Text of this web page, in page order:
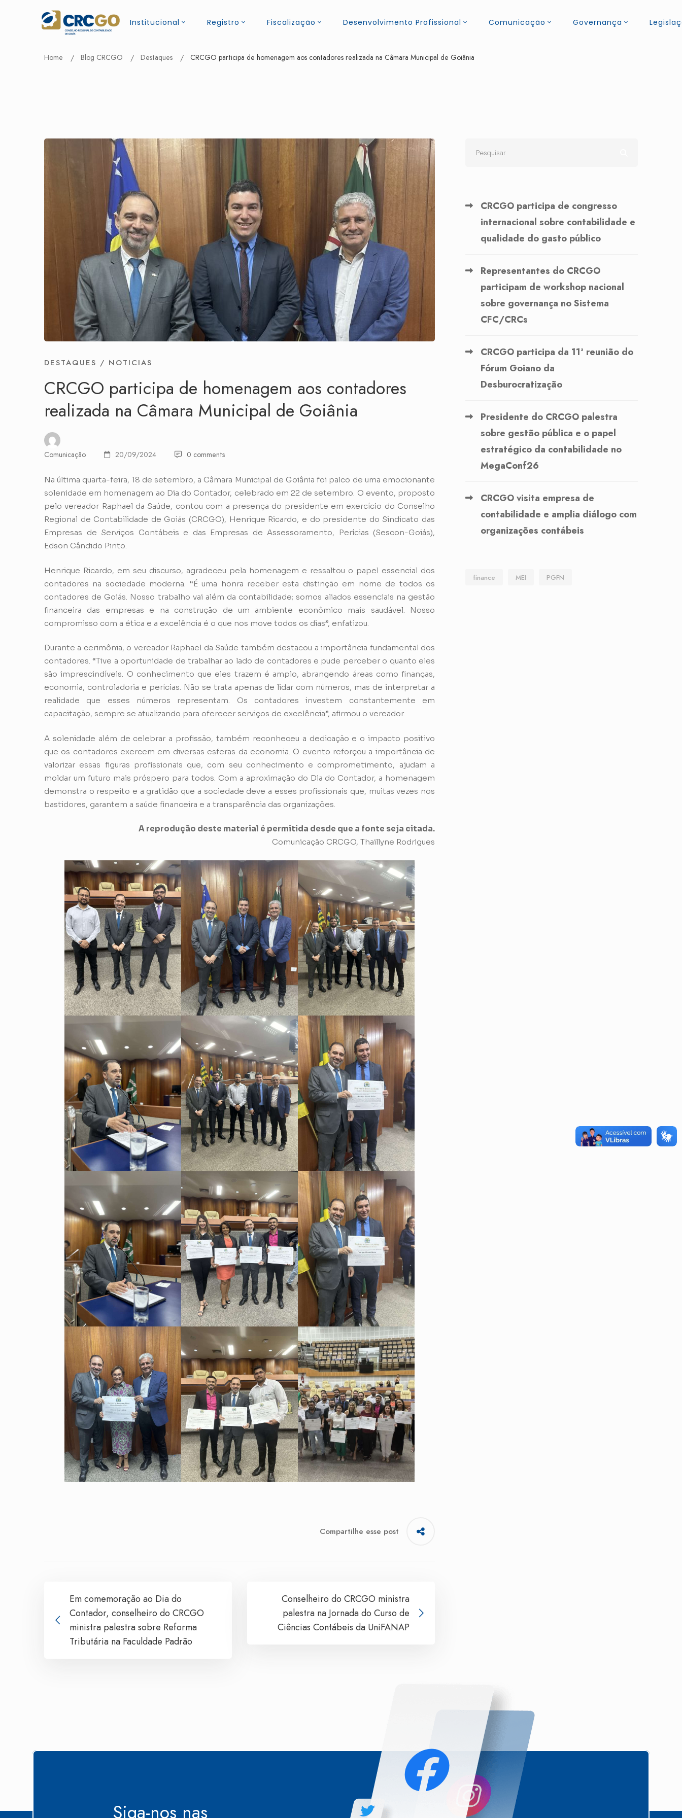
Institucional Registro Fiscalização Desenvolvimento Profissional Comunicação Governança
Home Blog CRCGO Destaques CRCGO participa de homenagem aos contadores realizada na Câmara Municipal de Goiânia
DESTAQUES / NOTICIAS
CRCGO participa de homenagem aos contadores
realizada na Câmara Municipal de Goiânia
Comunicação 20/09/2024 0 comments
Na última quarta-feira, 18 de setembro, a Câmara Municipal de Goiânia foi palco de uma emocionante
solenidade em homenagem ao Dia do Contador, celebrado em 22 de setembro. O evento, proposto
pelo vereador Raphael da Saúde, contou com a presença do presidente em exercício do Conselho
Regional de Contabilidade de Goiás (CRCGO), Henrique Ricardo, e do presidente do Sindicato das
Empresas de Serviços Contábeis e das Empresas de Assessoramento, Perícias (Sescon-Goiás),
Edson Cândido Pinto.
Henrique Ricardo, em seu discurso, agradeceu pela homenagem e ressaltou o papel essencial dos
contadores na sociedade moderna. “É uma honra receber esta distinção em nome de todos os
contadores de Goiás. Nosso trabalho vai além da contabilidade; somos aliados essenciais na gestão
financeira das empresas e na construção de um ambiente econômico mais saudável. Nosso
compromisso com a ética e a excelência é o que nos move todos os dias”, enfatizou.
Durante a cerimônia, o vereador Raphael da Saúde também destacou a importância fundamental dos
contadores. “Tive a oportunidade de trabalhar ao lado de contadores e pude perceber o quanto eles
são imprescindíveis. O conhecimento que eles trazem é amplo, abrangendo áreas como finanças,
economia, controladoria e perícias. Não se trata apenas de lidar com números, mas de interpretar a
realidade que esses números representam. Os contadores investem constantemente em
capacitação, sempre se atualizando para oferecer serviços de excelência”, afirmou o vereador.
A solenidade além de celebrar a profissão, também reconheceu a dedicação e o impacto positivo
que os contadores exercem em diversas esferas da economia. O evento reforçou a importância de
valorizar essas figuras profissionais que, com seu conhecimento e comprometimento, ajudam a
moldar um futuro mais próspero para todos. Com a aproximação do Dia do Contador, a homenagem
demonstra o respeito e a gratidão que a sociedade deve a esses profissionais que, muitas vezes nos
bastidores, garantem a saúde financeira e a transparência das organizações.
A reprodução deste material é permitida desde que a fonte seja citada.
Comunicação CRCGO, Thaillyne Rodrigues
Compartilhe esse post
Em comemoração ao Dia do
Contador, conselheiro do CRCGO
ministra palestra sobre Reforma
Tributária na Faculdade Padrão
Conselheiro do CRCGO ministra
palestra na Jornada do Curso de
Ciências Contábeis da UniFANAP
CRCGO participa de congresso
internacional sobre contabilidade e
qualidade do gasto público
Representantes do CRCGO
participam de workshop nacional
sobre governança no Sistema
CFC/CRCs
CRCGO participa da 11ª reunião do
Fórum Goiano da
Desburocratização
Presidente do CRCGO palestra
sobre gestão pública e o papel
estratégico da contabilidade no
MegaConf26
CRCGO visita empresa de
contabilidade e amplia diálogo com
organizações contábeis
finance MEI PGFN
Siga-nos nas